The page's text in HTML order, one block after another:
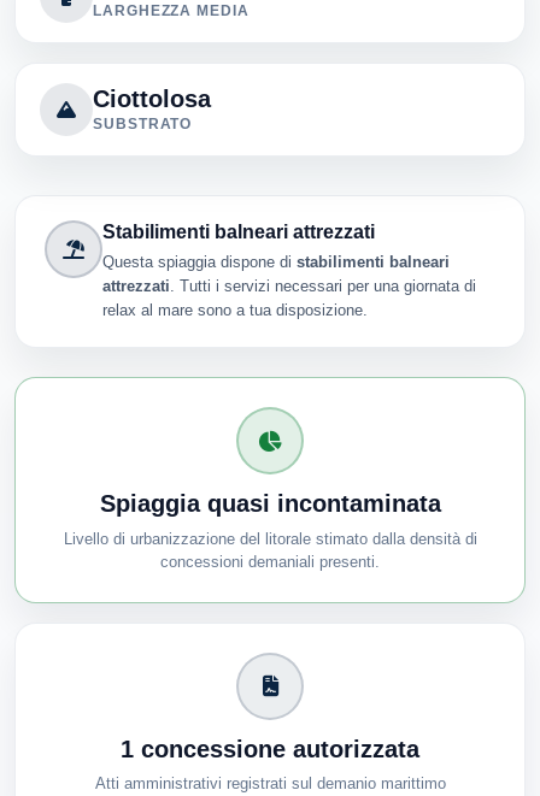
LARGHEZZA MEDIA
Ciottolosa
SUBSTRATO
Stabilimenti balneari attrezzati
Questa spiaggia dispone di stabilimenti balneari
attrezzati. Tutti i servizi necessari per una giornata di
relax al mare sono a tua disposizione.
Spiaggia quasi incontaminata
Livello di urbanizzazione del litorale stimato dalla densità di
concessioni demaniali presenti.
1 concessione autorizzata
Atti amministrativi registrati sul demanio marittimo